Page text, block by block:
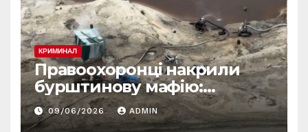
КРИМИНАЛ
Правоохоронці накрили
бурштинову мафію:
десятки обшуків у різних
регіонах
09/06/2026 ADMIN